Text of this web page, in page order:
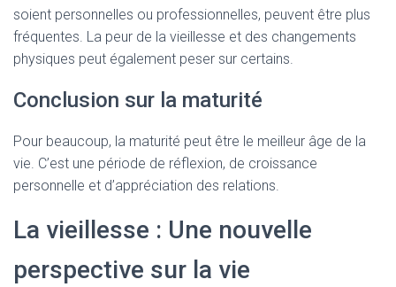
soient personnelles ou professionnelles, peuvent être plus
fréquentes. La peur de la vieillesse et des changements
physiques peut également peser sur certains.
Conclusion sur la maturité
Pour beaucoup, la maturité peut être le meilleur âge de la
vie. C’est une période de réflexion, de croissance
personnelle et d’appréciation des relations.
La vieillesse : Une nouvelle
perspective sur la vie